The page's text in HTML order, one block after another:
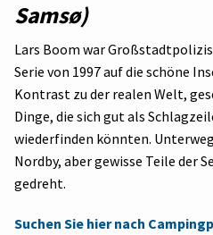
Samsø)
Lars Boom war
Serie von 1997 auf die schöne
Kontrast zu der realen Welt,
Dinge, die sich gut als
wiederfinden könnten.
Nordby, aber gewisse Teile der
gedreht.
Suchen Sie hier nach